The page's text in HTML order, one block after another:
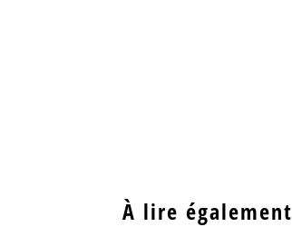
À lire également